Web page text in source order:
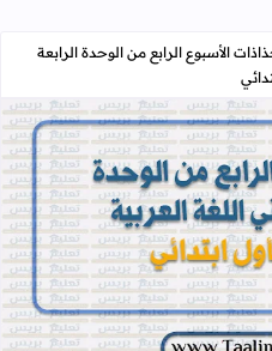
الأسبوع الرابع من الوحدة الرابعة
جذاذات الأسبوع الرابع من الوحدة